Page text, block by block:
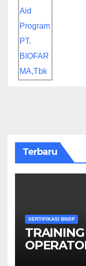
Terbaru
SERTIFIKASI BNSP
TRAINING